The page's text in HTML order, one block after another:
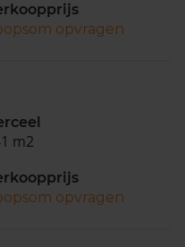
opvragen
m2
opvragen